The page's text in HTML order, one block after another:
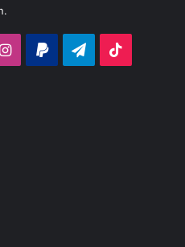
Instagram
Paypal Telegram